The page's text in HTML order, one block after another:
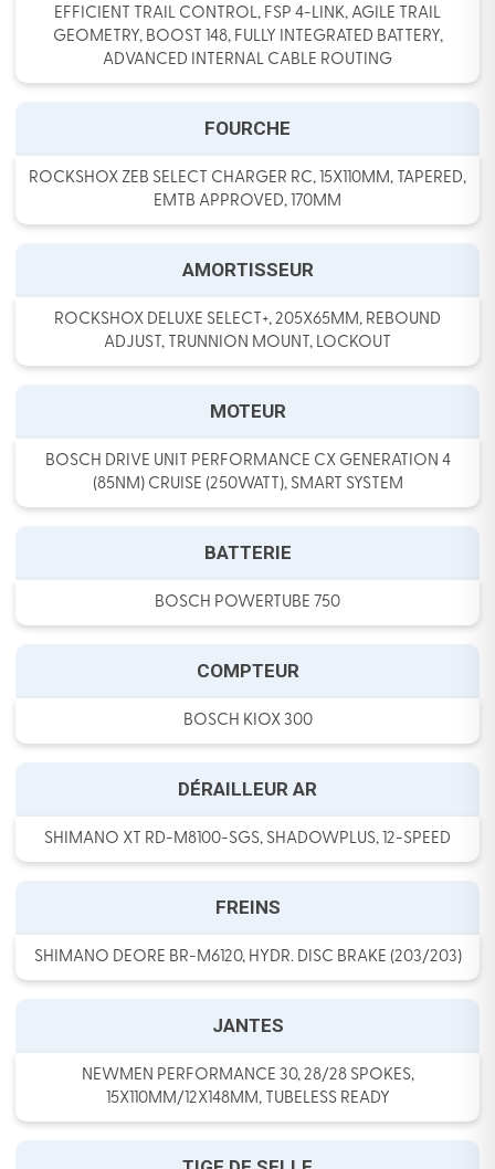
EFFICIENT TRAIL CONTROL, FSP 4-LINK, AGILE TRAIL
GEOMETRY, BOOST 148, FULLY INTEGRATED BATTERY,
ADVANCED INTERNAL CABLE ROUTING
FOURCHE
ROCKSHOX ZEB SELECT CHARGER RC, 15X110MM, TAPERED,
EMTB APPROVED, 170MM
AMORTISSEUR
ROCKSHOX DELUXE SELECT+, 205X65MM, REBOUND
ADJUST, TRUNNION MOUNT, LOCKOUT
MOTEUR
BOSCH DRIVE UNIT PERFORMANCE CX GENERATION 4
(85NM) CRUISE (250WATT), SMART SYSTEM
BATTERIE
BOSCH POWERTUBE 750
COMPTEUR
BOSCH KIOX 300
DÉRAILLEUR AR
SHIMANO XT RD-M8100-SGS, SHADOWPLUS, 12-SPEED
FREINS
SHIMANO DEORE BR-M6120, HYDR. DISC BRAKE (203/203)
JANTES
NEWMEN PERFORMANCE 30, 28/28 SPOKES,
15X110MM/12X148MM, TUBELESS READY